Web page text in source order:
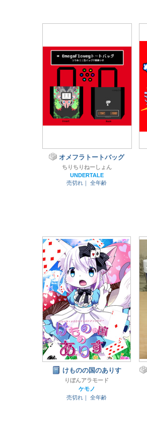
オメフラトートバッグ
ちりちりねーしょん
UNDERTALE
売切れ｜
全年齢
けものの国のありす
りぼんアラモード
ケモノ
売切れ｜
全年齢